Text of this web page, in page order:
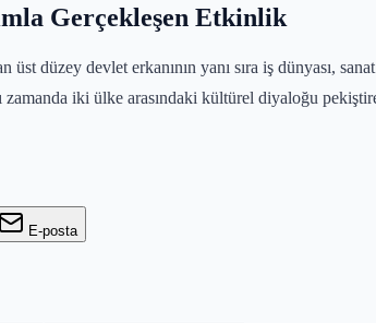
Gerçekleşen Etkinlik
üst düzey devlet erkanının yanı sıra iş dünyası,
zamanda iki ülke arasındaki kültürel diyaloğu
E-posta